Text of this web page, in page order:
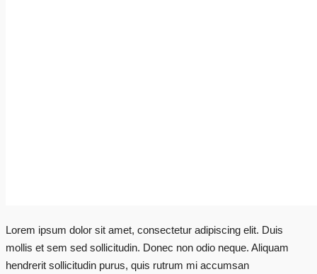
Lorem ipsum dolor sit amet, consectetur adipiscing elit. Duis
mollis et sem sed sollicitudin. Donec non odio neque. Aliquam
hendrerit sollicitudin purus, quis rutrum mi accumsan